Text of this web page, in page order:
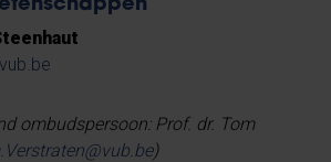
ombudspersoon: Prof. dr. Tom
)